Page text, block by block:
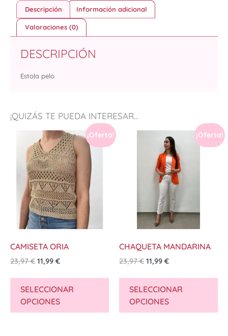
¡QUIZÁS TE PUEDA INTERESAR...
¡Oferta!
CAMISETA ORIA
23,97€ 11,99 €
SELECCIONAR
OPCIONES
¡Oferta!
CHAQUETA MANDARINA
23,97€ 11,99 €
SELECCIONAR
OPCIONES
Descripción Información adicional
Valoraciones (0)
DESCRIPCIÓN
Estola pelo